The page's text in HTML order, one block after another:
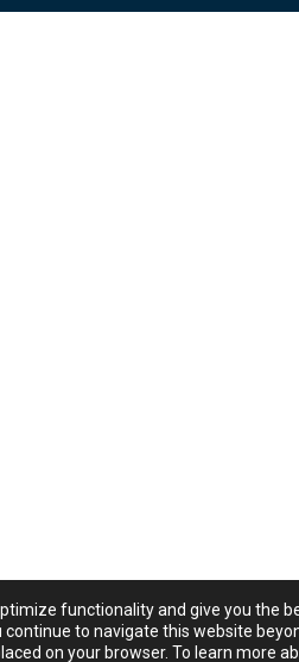
functionality and give you the
continue to navigate this website
on your browser. To learn more